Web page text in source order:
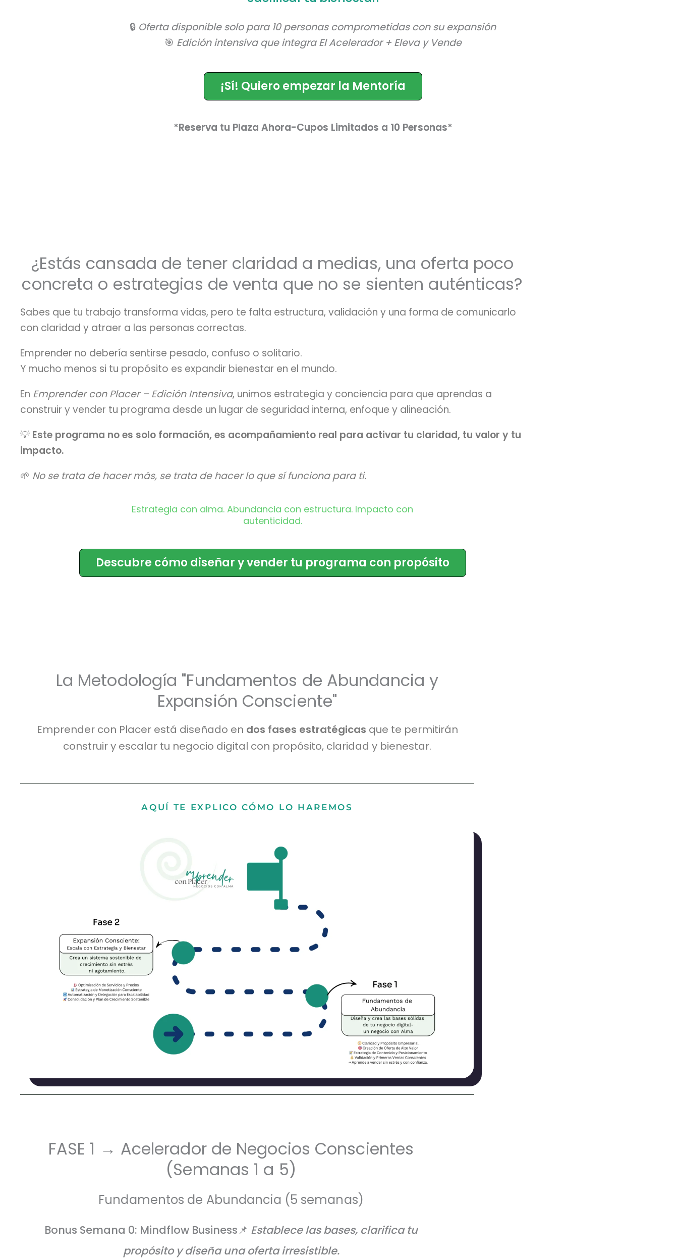
🔒 Oferta disponible solo para 10 personas comprometidas con su expansión
🎯 Edición intensiva que integra El Acelerador + Eleva y Vende
¡Sí! Quiero empezar la Mentoría
*Reserva tu Plaza Ahora-Cupos Limitados a 10 Personas*
¿Estás cansada de tener claridad a medias, una oferta poco
concreta o estrategias de venta que no se sienten auténticas?
Sabes que tu trabajo transforma vidas, pero te falta estructura, validación y una forma de comunicarlo
con claridad y atraer a las personas correctas.
Emprender no debería sentirse pesado, confuso o solitario.
Y mucho menos si tu propósito es expandir bienestar en el mundo.
En Emprender con Placer – Edición Intensiva, unimos estrategia y conciencia para que aprendas a
construir y vender tu programa desde un lugar de seguridad interna, enfoque y alineación.
💡 Este programa no es solo formación, es acompañamiento real para activar tu claridad, tu valor y tu
impacto.
🌱 No se trata de hacer más, se trata de hacer lo que sí funciona para ti.
Estrategia con alma. Abundancia con estructura. Impacto con
autenticidad.
Descubre cómo diseñar y vender tu programa con propósito
La Metodología "Fundamentos de Abundancia y
Expansión Consciente"
Emprender con Placer está diseñado en dos fases estratégicas que te permitirán
construir y escalar tu negocio digital con propósito, claridad y bienestar.
AQUÍ TE EXPLICO CÓMO LO HAREMOS
FASE 1 → Acelerador de Negocios Conscientes
(Semanas 1 a 5)
Fundamentos de Abundancia (5 semanas)
Bonus Semana 0: Mindflow Business📌 Establece las bases, clarifica tu
propósito y diseña una oferta irresistible.